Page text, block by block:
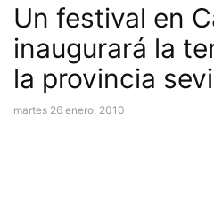
Un festival en
inaugurará la
la provincia
martes 26 enero, 2010